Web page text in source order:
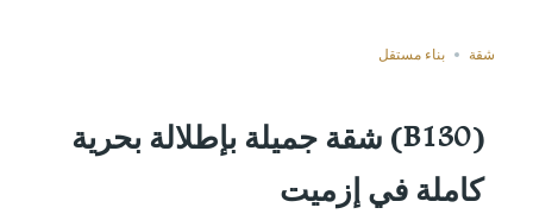
Share شقة بناء مستقل
(B130) شقة جميلة بإطلالة بحرية
كاملة في إزميت